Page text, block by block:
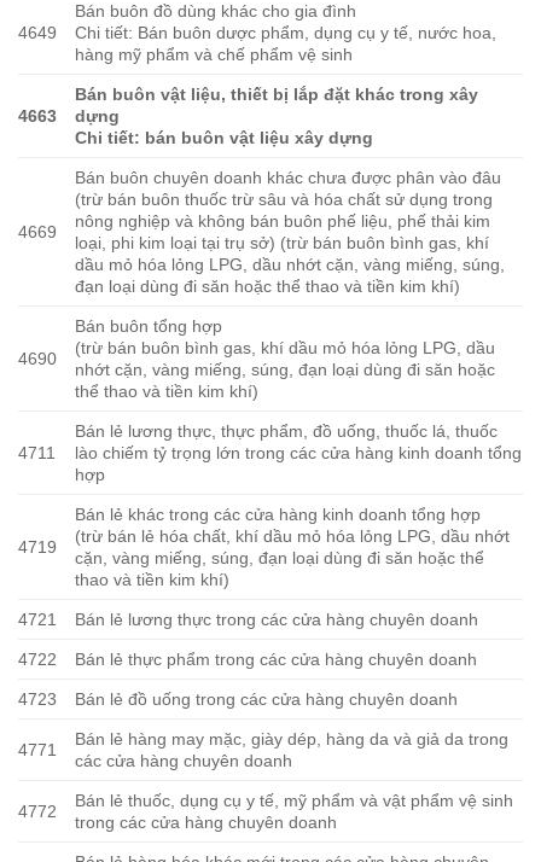
4649
Bán buôn đồ dùng khác cho gia đình
Chi tiết: Bán buôn dược phẩm, dụng cụ y tế, nước hoa,
hàng mỹ phẩm và chế phẩm vệ sinh
4663
Bán buôn vật liệu, thiết bị lắp đặt khác trong xây
dựng
Chi tiết: bán buôn vật liệu xây dựng
4669
Bán buôn chuyên doanh khác chưa được phân vào đâu
(trừ bán buôn thuốc trừ sâu và hóa chất sử dụng trong
nông nghiệp và không bán buôn phế liệu, phế thải kim
loại, phi kim loại tại trụ sở) (trừ bán buôn bình gas, khí
dầu mỏ hóa lỏng LPG, dầu nhớt cặn, vàng miếng, súng,
đạn loại dùng đi săn hoặc thể thao và tiền kim khí)
4690
Bán buôn tổng hợp
(trừ bán buôn bình gas, khí dầu mỏ hóa lỏng LPG, dầu
nhớt cặn, vàng miếng, súng, đạn loại dùng đi săn hoặc
thể thao và tiền kim khí)
4711
Bán lẻ lương thực, thực phẩm, đồ uống, thuốc lá, thuốc
lào chiếm tỷ trọng lớn trong các cửa hàng kinh doanh tổng
hợp
4719
Bán lẻ khác trong các cửa hàng kinh doanh tổng hợp
(trừ bán lẻ hóa chất, khí dầu mỏ hóa lỏng LPG, dầu nhớt
cặn, vàng miếng, súng, đạn loại dùng đi săn hoặc thể
thao và tiền kim khí)
4721 Bán lẻ lương thực trong các cửa hàng chuyên doanh
4722 Bán lẻ thực phẩm trong các cửa hàng chuyên doanh
4723 Bán lẻ đồ uống trong các cửa hàng chuyên doanh
4771
Bán lẻ hàng may mặc, giày dép, hàng da và giả da trong
các cửa hàng chuyên doanh
4772
Bán lẻ thuốc, dụng cụ y tế, mỹ phẩm và vật phẩm vệ sinh
trong các cửa hàng chuyên doanh